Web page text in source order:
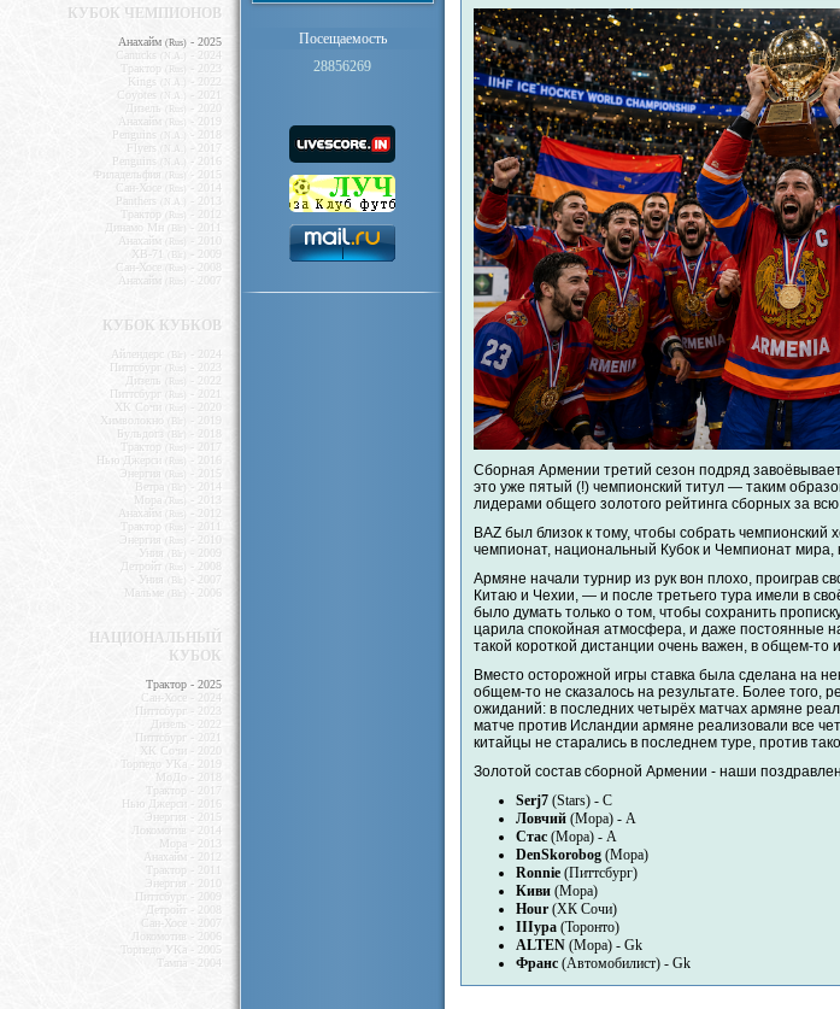
КУБОК ЧЕМПИОНОВ
Анахайм (Rus) - 2025
Canucks
(N.A.)
- 2024
Трактор
- 2023
Kings
(N.A.)
- 2022
Coyotes
(N.A.)
- 2021
Дизель
(Rus)
- 2020
Анахайм
- 2019
Penguins
(N.A.)
- 2018
Flyers
(N.A.)
- 2017
Penguins
(N.A.)
- 2016
Филадельфия
(Rus)
- 2015
Сан-Хоcе
(Rus)
- 2014
Panthers
(N.A.)
- 2013
Трактор
(Rus)
- 2012
Динамо Мн
- 2011
Анахайм
(Rus)
- 2010
ХВ-71
(Blr)
- 2009
Сан-Хоcе
(Rus)
- 2008
Анахайм
- 2007
КУБОК КУБКОВ
Айлендерс
- 2024
Питтсбург
(Rus)
- 2023
Дизель
(Rus)
- 2022
Питтсбург
(Rus)
- 2021
ХК Сочи
(Rus)
- 2020
Химволокно
(Blr)
- 2019
Бульдогз
- 2018
Трактор
(Rus)
- 2017
Нью Джерси
(Rus)
- 2016
Энергия
- 2015
Ветра
(Blr)
- 2014
Мора
(Rus)
- 2013
Анахайм
(Rus)
- 2012
Трактор
(Rus)
- 2011
Энергия
(Rus)
- 2010
Уния
(Blr)
- 2009
Детройт
- 2008
Уния
(Blr)
- 2007
Мальме
- 2006
НАЦИОНАЛЬНЫЙ
КУБОК
Трактор - 2025
Сан-Хосе - 2024
Питтсбург - 2023
Дизель - 2022
Питтсбург - 2021
ХК Сочи - 2020
Торпедо УКа - 2019
МоДо - 2018
Трактор - 2017
Нью Джерси - 2016
Энергия - 2015
Локомотив - 2014
Мора - 2013
Анахайм - 2012
Трактор - 2011
Энергия - 2010
Питтсбург - 2009
Детройт - 2008
Сан-Хосе - 2007
Локомотив - 2006
Торпедо УКа - 2005
Тампа - 2004
Посещаемость
28856269
Cборная Армении третий сезон подряд
это уже пятый (!) чемпионский титул — таким
лидерами общего золотого рейтинга сборных за
BAZ был близок к тому, чтобы собрать чемпионский
чемпионат, национальный Кубок и Чемпионат мира,
Армяне начали турнир из рук вон плохо, проиграв
Китаю и Чехии, — и после третьего тура имели в
было думать только о том, чтобы сохранить
царила спокойная атмосфера, и даже постоянные
такой короткой дистанции очень важен, в общем-то
Вместо осторожной игры ставка была сделана на
общем-то не сказалось на результате. Более того,
ожиданий: в последних четырёх матчах армяне
матче против Исландии армяне реализовали все
китайцы не старались в последнем туре, против
Золотой состав сборной Армении - наши
Serj7 (Stars) - C
Ловчий (Мора) - A
Стас (Мора) - A
DenSkorobog (Мора)
Ronnie (Питтсбург)
Киви (Мора)
Hour (ХК Сочи)
IIIypa (Торонто)
ALTEN (Мора) - Gk
Франс (Автомобилист) - Gk